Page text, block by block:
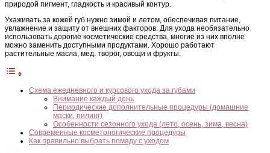
природой пигмент, гладкость и красивый контур.
Ухаживать за кожей губ нужно зимой и летом, обеспечивая питание,
увлажнение и защиту от внешних факторов. Для ухода необязательно
использовать дорогие косметические средства, многие из них вполне
можно заменить доступными продуктами. Хорошо работают
растительные масла, мед, творог, овощи и фрукты.
Схема ежедневного и курсового ухода за губами
Внимание каждый день
Периодические дополнительные процедуры (домашние
маски, пилинг)
Особенности сезонного ухода (лето, осень, зима, весна)
Современные косметологические процедуры
Как правильно выбрать помаду с уходом